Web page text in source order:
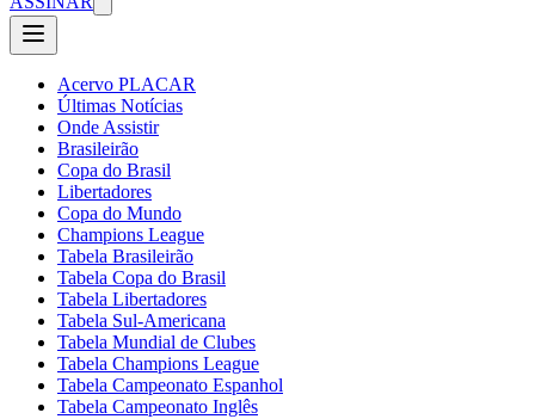
Acervo PLACAR
Últimas Notícias
Onde Assistir
Brasileirão
Copa do Brasil
Libertadores
Copa do Mundo
Champions League
Tabela Brasileirão
Tabela Copa do Brasil
Tabela Libertadores
Tabela Sul-Americana
Tabela Mundial de Clubes
Tabela Champions League
Tabela Campeonato Espanhol
Tabela Campeonato Inglês